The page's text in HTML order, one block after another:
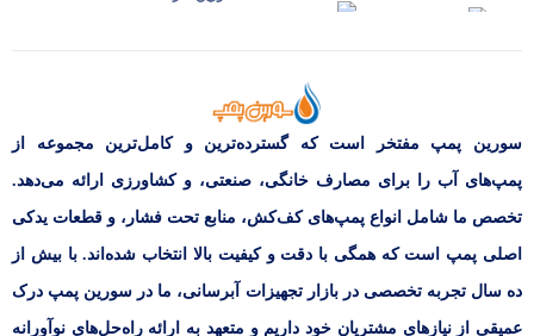
سورین پمپ مفتخر است که گسترده‌ترین و کامل‌ترین مجموعه از
پمپ‌های آب را برای مصارف خانگی، صنعتی، و کشاورزی ارائه می‌دهد.
تخصص ما شامل انواع پمپ‌های کف‌کش، منابع تحت فشار، و قطعات یدکی
اصلی پمپ است که همگی با دقت و کیفیت بالا انتخاب شده‌اند. با بیش از
ده سال تجربه تخصصی در بازار تجهیزات آبرسانی، ما در سورین پمپ درک
عمیقی از نیازهای مشتریان خود داریم و متعهد به ارائه راه‌حل‌های نوآورانه